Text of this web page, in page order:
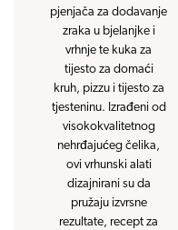
pjenjača za dodavanje
zraka u bjelanjke i
vrhnje te kuka za
tijesto za domaći
kruh, pizzu i tijesto za
tjesteninu. Izrađeni od
visokokvalitetnog
nehrđajućeg čelika,
ovi vrhunski alati
dizajnirani su da
pružaju izvrsne
rezultate, recept za